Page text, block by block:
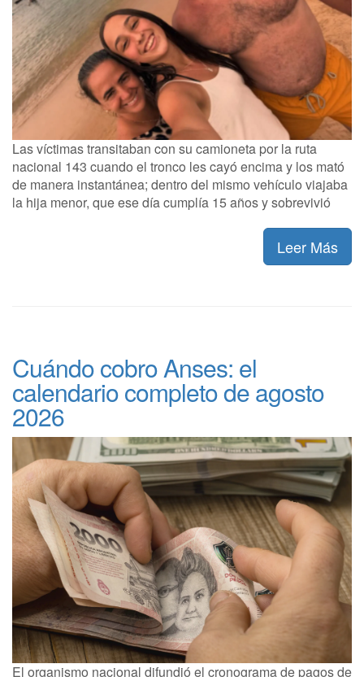
Las víctimas transitaban con su camioneta por la ruta
nacional 143 cuando el tronco les cayó encima y los mató
de manera instantánea; dentro del mismo vehículo viajaba
la hija menor, que ese día cumplía 15 años y sobrevivió
Leer Más
Cuándo cobro Anses: el
calendario completo de agosto
2026
El organismo nacional difundió el cronograma de pagos de